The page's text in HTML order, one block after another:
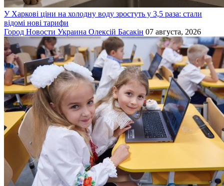
У Харкові ціни на холодну воду зростуть у 3,5 раза: стали
відомі нові тарифи
Город Новости Украина Олексій Басакін 07 августа, 2026